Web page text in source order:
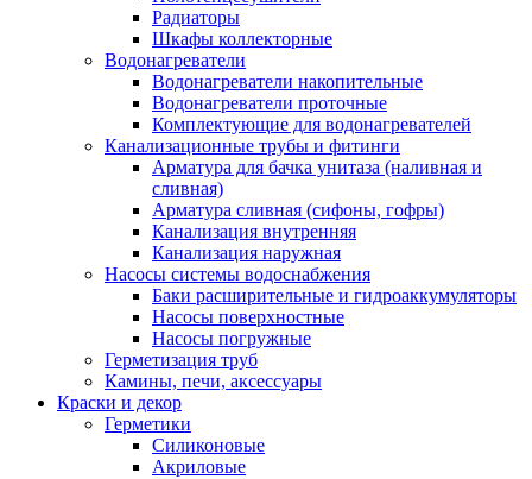
Радиаторы
Шкафы коллекторные
Водонагреватели
Водонагреватели накопительные
Водонагреватели проточные
Комплектующие для водонагревателей
Канализационные трубы и фитинги
Арматура для бачка унитаза (наливная и
сливная)
Арматура сливная (сифоны, гофры)
Канализация внутренняя
Канализация наружная
Насосы системы водоснабжения
Баки расширительные и гидроаккумуляторы
Насосы поверхностные
Насосы погружные
Герметизация труб
Камины, печи, аксессуары
Краски и декор
Герметики
Силиконовые
Акриловые